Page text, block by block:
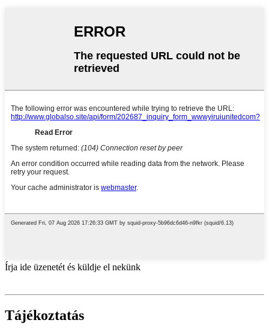
Írja ide üzenetét és küldje el nekünk
Tájékoztatás